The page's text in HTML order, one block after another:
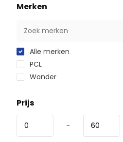
Merken
Alle merken
PCL
Wonder
Prijs
-